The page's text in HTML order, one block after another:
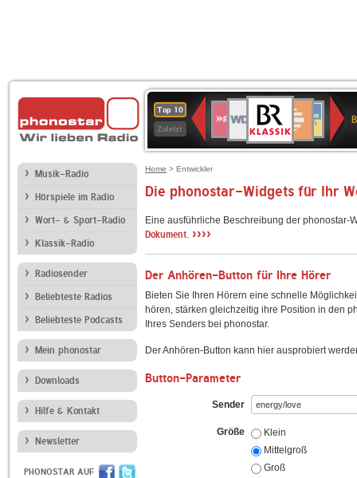
Top 10
Zuletzt
Deutschlandfunk
80er
90er
OLDIE
ANTENNE
4
BR-
KLASSIK
Deutschlandfunk
Kultur
ANTENNE
BAYERN
SWR
Kultur
NDR
2
Musik-Radio
Hörspiele im Radio
Wort- & Sport-Radio
Klassik-Radio
Radiosender
Beliebteste Radios
Beliebteste Podcasts
Mein phonostar
Downloads
Hilfe & Kontakt
Newsletter
PHONOSTAR AUF
Home > Entwickler
Die phonostar-Widgets für Ihr
Eine ausführliche Beschreibung der
Dokument. ››››
Der Anhören-Button für Ihre Hörer
Bieten Sie Ihren Hörern eine schnelle
hören, stärken gleichzeitig ihre Position in den
Ihres Senders bei phonostar.
Der Anhören-Button kann hier ausprobiert
Button-Parameter
Sender
Größe
Klein
Mittelgroß
Groß